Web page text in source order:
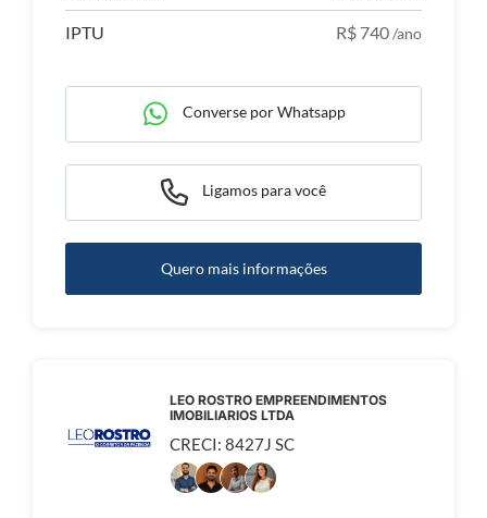
IPTU R$ 740/ano
Converse por Whatsapp
Ligamos para você
Quero mais informações
LEO ROSTRO EMPREENDIMENTOS
IMOBILIARIOS LTDA
CRECI: 8427J SC